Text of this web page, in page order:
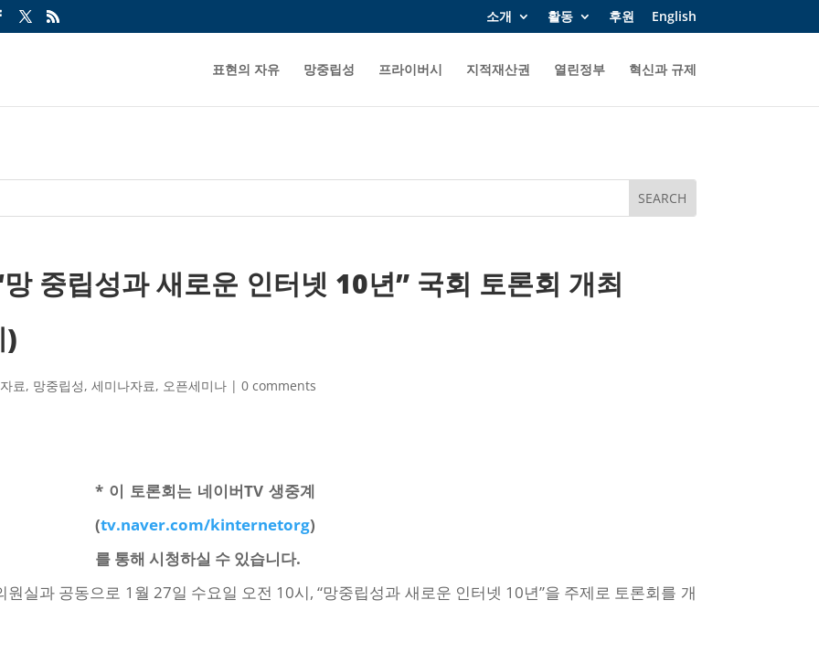
소개 활동 후원 English
표현의 자유 망중립성 프라이버시 지적재산권 열린정부 혁신과 규제
중립성과 새로운 인터넷 10년” 국회 토론회 개최
)
료, 망중립성,세미나자료, 오픈세미나 |0 comments
* 이 토론회는 네이버TV 생중계
(tv.naver.com/kinternetorg)
를 통해 시청하실 수 있습니다.
실과 공동으로 1월 27일 수요일 오전 10시, “망중립성과 새로운 인터넷 10년”을 주제로 토론회를 개